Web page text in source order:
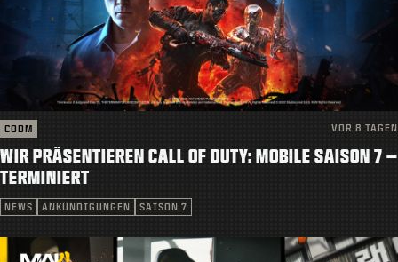
CODM VOR 8 TAGEN
WIR PRÄSENTIEREN CALL OF DUTY: MOBILE SAISON 7 –
TERMINIERT
NEWS ANKÜNDIGUNGEN SAISON 7